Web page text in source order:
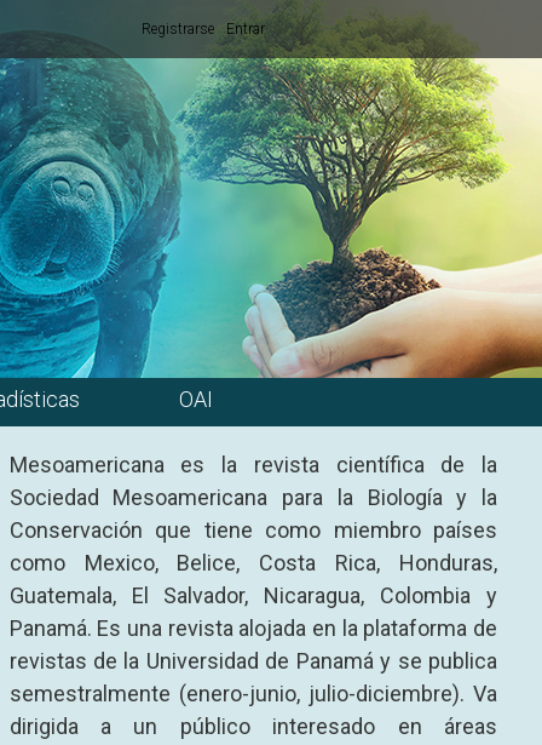
Registrarse Entrar
OAI
Mesoamericana es la revista científica de la
Sociedad Mesoamericana para la Biología y la
Conservación que tiene como miembro países
como Mexico, Belice, Costa Rica, Honduras,
Guatemala, El Salvador, Nicaragua, Colombia y
Panamá. Es una revista alojada en la plataforma de
revistas de la Universidad de Panamá y se publica
semestralmente (enero-junio, julio-diciembre). Va
dirigida a un público interesado en áreas